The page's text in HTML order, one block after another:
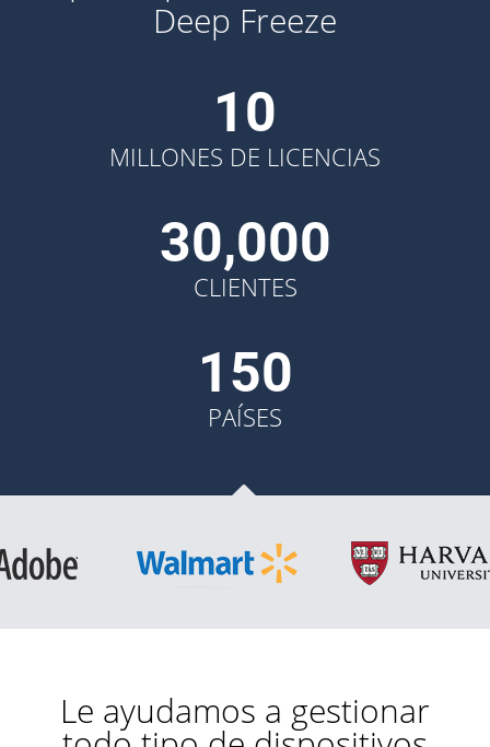
Deep Freeze
10
MILLONES DE LICENCIAS
30,000
CLIENTES
150
PAÍSES
Le ayudamos a gestionar